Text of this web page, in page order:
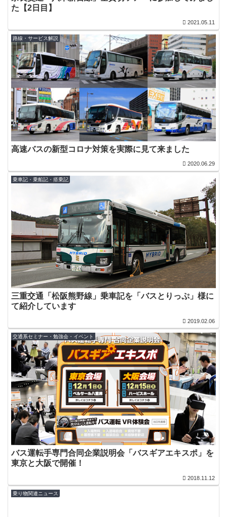
た【2日目】
2021.05.11
路線・サービス解説
高速バスの新型コロナ対策を実際に見て来ました
2020.06.29
乗車記・乗船記・搭乗記
三重交通「松阪熊野線」乗車記を「バスとりっぷ」様に
て紹介しています
2019.02.06
交通系セミナー・勉強会・イベント
バス運転手専門合同企業説明会「バスギアエキスポ」を
東京と大阪で開催！
2018.11.12
乗り物関連ニュース